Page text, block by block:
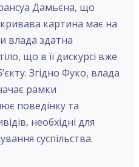
Дамьєна, що
картина має на
влада здатна
що в її дискурсі вже
Згідно Фуко, влада
рамки
поведінку та
необхідні для
суспільства.